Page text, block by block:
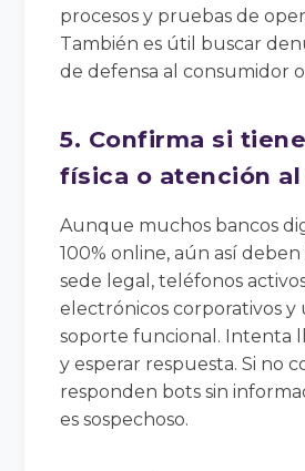
procesos y pruebas de
También es útil buscar
de defensa al consumidor
5. Confirma si
física o atención
Aunque muchos bancos
100% online, aún así
sede legal, teléfonos
electrónicos corporativos y
soporte funcional. Intenta
y esperar respuesta. Si no
responden bots sin
es sospechoso.